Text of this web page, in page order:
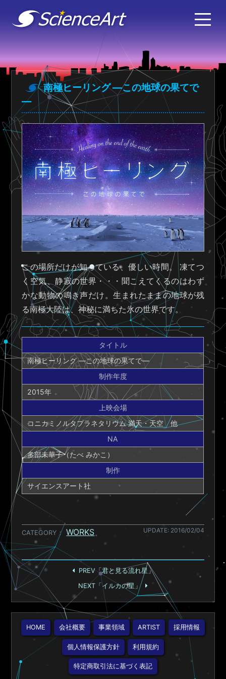
南極ヒーリング ―この地球の果てで
―
この場所だけが知っている、優しい時間。 凍てつ
く空気、静寂の世界・・・聞こえてくるのはわず
かな動物の鳴き声だけ。生まれたままの地球が残
る南極大陸は、神秘に満ちた氷の世界です。
タイトル
南極ヒーリング ―この地球の果てで―
制作年度
2015年
上映会場
コニカミノルタプラネタリウム 満天・天空 他
NA
多部未華子（たべ みかこ）
制作
サイエンスアート社
CATEGORY WORKS UPDATE: 2016/02/04
PREV「君と見る流れ星」
NEXT「イルカの星」
HOME 会社概要 事業領域 ARTIST 採用情報
個人情報保護方針 利用規約
特定商取引法に基づく表記